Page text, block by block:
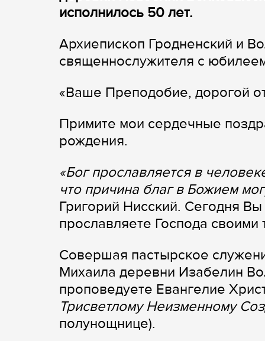
исполнилось 50 лет.
Архиепископ Гродненский и
священнослужителя с
«Ваше Преподобие, дорогой
Примите мои сердечные
рождения.
«Бог прославляется в
что причина благ в Божием
Григорий Нисский. Сегодня
прославляете Господа своими
Совершая пастырское
Михаила деревни Изабелин
проповедуете Евангелие
Трисветлому Неизменному
полунощнице).